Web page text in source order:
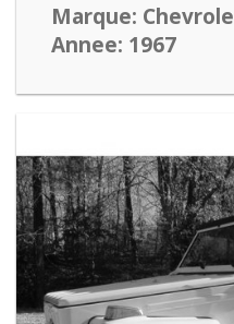
Marque:
Annee: 1967